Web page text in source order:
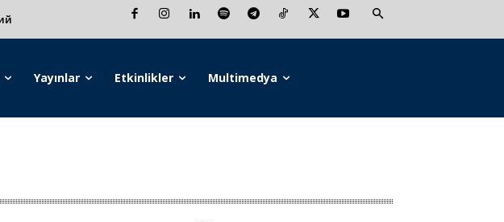
Yayınlar Etkinlikler Multimedya